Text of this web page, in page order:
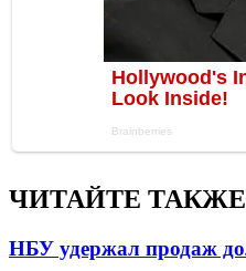
ЧИТАЙТЕ ТАКЖЕ
НБУ удержал продаж